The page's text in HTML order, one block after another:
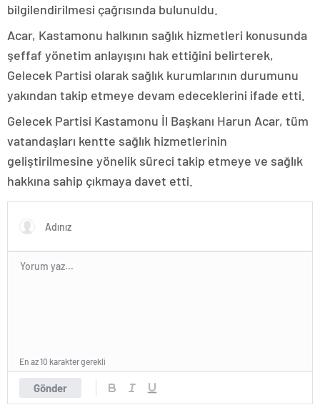
bilgilendirilmesi çağrısında bulunuldu.
Acar, Kastamonu halkının sağlık hizmetleri konusunda
şeffaf yönetim anlayışını hak ettiğini belirterek,
Gelecek Partisi olarak sağlık kurumlarının durumunu
yakından takip etmeye devam edeceklerini ifade etti.
Gelecek Partisi Kastamonu İl Başkanı Harun Acar, tüm
vatandaşları kentte sağlık hizmetlerinin
geliştirilmesine yönelik süreci takip etmeye ve sağlık
hakkına sahip çıkmaya davet etti.
Gönder
En az 10 karakter gerekli